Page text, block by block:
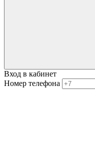
Вход в кабинет
Номер телефона